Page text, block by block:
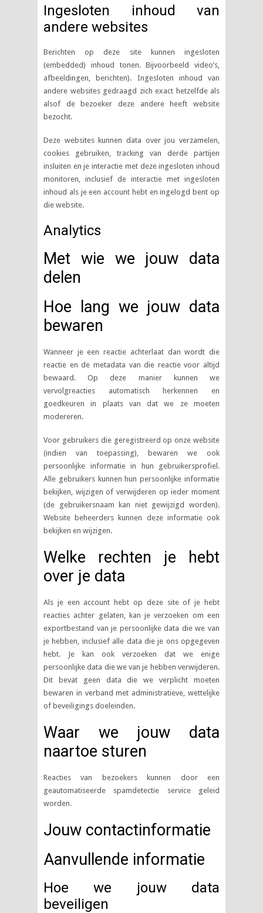
Ingesloten inhoud van
andere websites
Berichten op deze site kunnen ingesloten
(embedded) inhoud tonen. Bijvoorbeeld video’s,
afbeeldingen, berichten). Ingesloten inhoud van
andere websites gedraagd zich exact hetzelfde als
alsof de bezoeker deze andere heeft website
bezocht.
Deze websites kunnen data over jou verzamelen,
cookies gebruiken, tracking van derde partijen
insluiten en je interactie met deze ingesloten inhoud
monitoren, inclusief de interactie met ingesloten
inhoud als je een account hebt en ingelogd bent op
die website.
Analytics
Met wie we jouw data
delen
Hoe lang we jouw data
bewaren
Wanneer je een reactie achterlaat dan wordt die
reactie en de metadata van die reactie voor altijd
bewaard. Op deze manier kunnen we
vervolgreacties automatisch herkennen en
goedkeuren in plaats van dat we ze moeten
modereren.
Voor gebruikers die geregistreerd op onze website
(indien van toepassing), bewaren we ook
persoonlijke informatie in hun gebruikersprofiel.
Alle gebruikers kunnen hun persoonlijke informatie
bekijken, wijzigen of verwijderen op ieder moment
(de gebruikersnaam kan niet gewijzigd worden).
Website beheerders kunnen deze informatie ook
bekijken en wijzigen.
Welke rechten je hebt
over je data
Als je een account hebt op deze site of je hebt
reacties achter gelaten, kan je verzoeken om een
exportbestand van je persoonlijke data die we van
je hebben, inclusief alle data die je ons opgegeven
hebt. Je kan ook verzoeken dat we enige
persoonlijke data die we van je hebben verwijderen.
Dit bevat geen data die we verplicht moeten
bewaren in verband met administratieve, wettelijke
of beveiligings doeleinden.
Waar we jouw data
naartoe sturen
Reacties van bezoekers kunnen door een
geautomatiseerde spamdetectie service geleid
worden.
Jouw contactinformatie
Aanvullende informatie
Hoe we jouw data
beveiligen